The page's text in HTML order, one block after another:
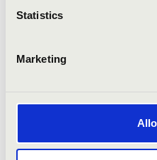
Statistics
Marketing
Hamburger
Symphony
Concertino
Fesztiválon,
olyan híres